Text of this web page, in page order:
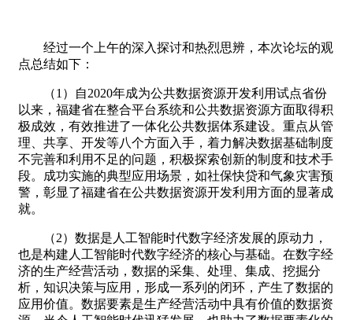
经过一个上午的深入探讨和热烈思辨，本次论坛的观
点总结如下：
（1）自2020年成为公共数据资源开发利用试点省份
以来，福建省在整合平台系统和公共数据资源方面取得积
极成效，有效推进了一体化公共数据体系建设。重点从管
理、共享、开发等八个方面入手，着力解决数据基础制度
不完善和利用不足的问题，积极探索创新的制度和技术手
段。成功实施的典型应用场景，如社保快贷和气象灾害预
警，彰显了福建省在公共数据资源开发利用方面的显著成
就。
（2）数据是人工智能时代数字经济发展的原动力，
也是构建人工智能时代数字经济的核心与基础。在数字经
济的生产经营活动，数据的采集、处理、集成、挖掘分
析，知识决策与应用，形成一系列的闭环，产生了数据的
应用价值。数据要素是生产经营活动中具有价值的数据资